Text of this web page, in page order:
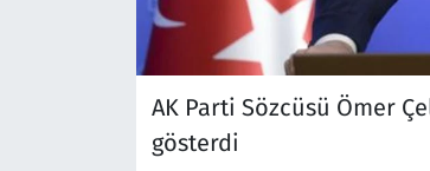
AK Parti Sözcüsü Ömer
gösterdi